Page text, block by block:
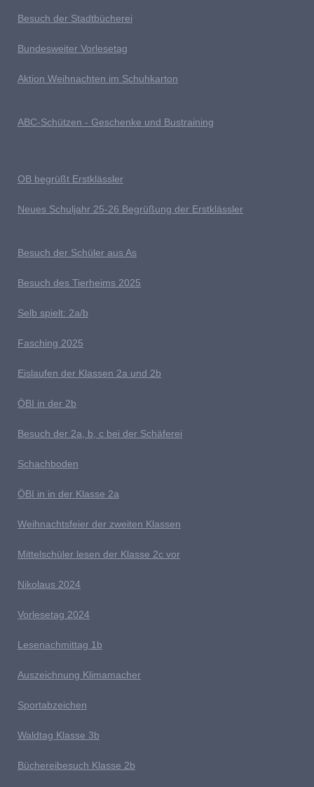
Besuch der Stadtbücherei
Bundesweiter Vorlesetag
Aktion Weihnachten im Schuhkarton
ABC-Schützen - Geschenke und Bustraining
OB begrüßt Erstklässler
Neues Schuljahr 25-26 Begrüßung der Erstklässler
Besuch der Schüler aus As
Besuch des Tierheims 2025
Selb spielt: 2a/b
Fasching 2025
Eislaufen der Klassen 2a und 2b
ÖBI in der 2b
Besuch der 2a, b, c bei der Schäferei
Schachboden
ÖBI in in der Klasse 2a
Weihnachtsfeier der zweiten Klassen
Mittelschüler lesen der Klasse 2c vor
Nikolaus 2024
Vorlesetag 2024
Lesenachmittag 1b
Auszeichnung Klimamacher
Sportabzeichen
Waldtag Klasse 3b
Büchereibesuch Klasse 2b